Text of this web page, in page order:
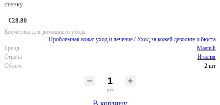
стенку
€28.80
Косметика для домашнего ухода
Проблемная кожа: уход и лечение /Уход за кожей декольте и бюста
Бренд
Mastelli
Страна
Италия
Объем
2 шт
шт